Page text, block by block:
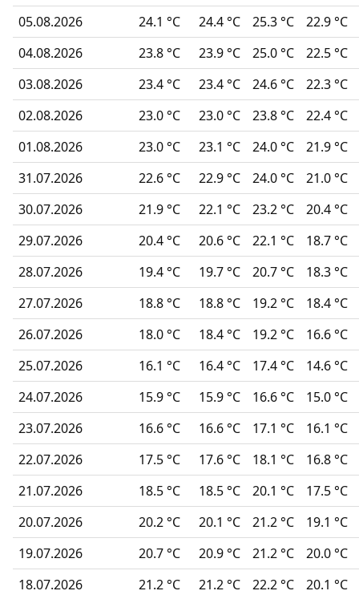
05.08.2026
24.1 °C 24.4 °C 25.3 °C
22.9 °C
04.08.2026
23.8 °C 23.9 °C 25.0 °C
22.5 °C
03.08.2026
23.4 °C 23.4 °C 24.6 °C
22.3 °C
02.08.2026
23.0 °C 23.0 °C 23.8 °C
22.4 °C
01.08.2026
23.0 °C 23.1 °C 24.0 °C
21.9 °C
31.07.2026
22.6 °C 22.9 °C 24.0 °C
21.0 °C
30.07.2026
21.9 °C 22.1 °C 23.2 °C
20.4 °C
29.07.2026
20.4 °C 20.6 °C 22.1 °C
18.7 °C
28.07.2026
19.4 °C 19.7 °C 20.7 °C
18.3 °C
27.07.2026
18.8 °C 18.8 °C 19.2 °C
18.4 °C
26.07.2026
18.0 °C 18.4 °C 19.2 °C
16.6 °C
25.07.2026
16.1 °C 16.4 °C 17.4 °C
14.6 °C
24.07.2026
15.9 °C 15.9 °C 16.6 °C
15.0 °C
23.07.2026
16.6 °C 16.6 °C 17.1 °C
16.1 °C
22.07.2026
17.5 °C 17.6 °C 18.1 °C
16.8 °C
21.07.2026
18.5 °C 18.5 °C 20.1 °C
17.5 °C
20.07.2026
20.2 °C 20.1 °C 21.2 °C
19.1 °C
19.07.2026
20.7 °C 20.9 °C 21.2 °C
20.0 °C
18.07.2026
21.2 °C 21.2 °C 22.2 °C
20.1 °C